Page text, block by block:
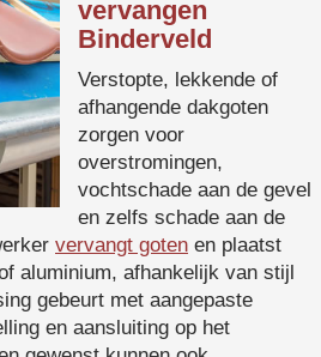
vervangen
Binderveld
Verstopte, lekkende of
afhangende dakgoten
zorgen voor
overstromingen,
vochtschade aan de gevel
en zelfs schade aan de
vervangt goten en plaatst
aluminium, afhankelijk van stijl
gebeurt met aangepaste
en aansluiting op het